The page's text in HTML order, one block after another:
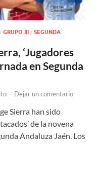
/ GRUPO III / SEGUNDA
‘Jugadores
en Segunda
- Dejar un comentario
Sierra han sido
de la novena
Andaluza Jaén. Los